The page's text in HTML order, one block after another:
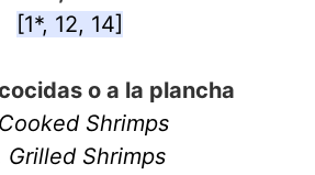
[1*, 12, 14]
o a la plancha
Shrimps
Grilled Shrimps